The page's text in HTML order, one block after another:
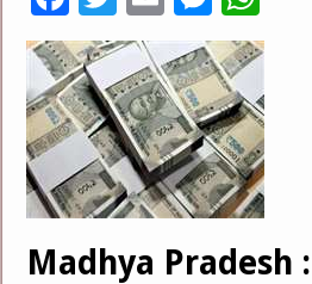
ac
e
b
o
o
k
wi
tt
er
m
ai
l
es
se
n
g
er
h
sA
p
p
Madhya Pradesh :